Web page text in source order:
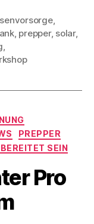
,
, prepper, solar,
,
PREPPER
SEIN
Pro